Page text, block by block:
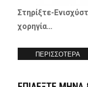
Στηρίξτε-
χορηγία…
ΠΕΡΙΣΣΟΤΕΡΑ